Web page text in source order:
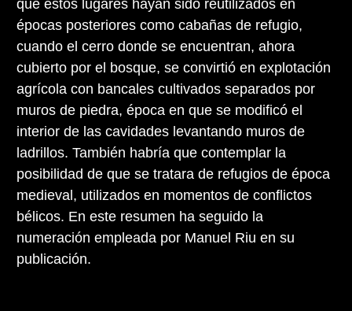
que estos lugares hayan sido reutilizados en
épocas posteriores como cabañas de refugio,
cuando el cerro donde se encuentran, ahora
cubierto por el bosque, se convirtió en explotación
agrícola con bancales cultivados separados por
muros de piedra, época en que se modificó el
interior de las cavidades levantando muros de
ladrillos. También habría que contemplar la
posibilidad de que se tratara de refugios de época
medieval, utilizados en momentos de conflictos
bélicos. En este resumen ha seguido la
numeración empleada por Manuel Riu en su
publicación.